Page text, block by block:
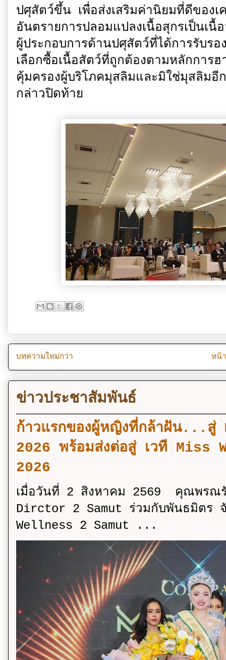
ปศุสัตว์ขึ้น เพื่อส่งเสริมค่านิยมที่ดีของเ
อันตรายการปลอมแปลงเนื้อสุกรเป็นเ
ผู้ประกอบการด้านปศุสัตว์ที่ได้การรับร
เลือกซื้อเนื้อสัตว์ที่ถูกต้องตามหลักการ
คุ้มครองผู้บริโภคมุสลิมและมิใช่มุสลิม
กล่าวปิดท้าย
บทความใหม่กว่า หน้
ข่าวประชาสัมพันธ์
ก้าวแรกของผู้หญิงที่กล้าฝัน...
2026 พร้อมส่งต่อสู่ เวที
2026
เมื่อวันที่ 2 สิงหาคม 2569 คุณพร
Dirctor 2 Samut ร่วมกับพันธมิตร จั
Wellness 2 Samut ...